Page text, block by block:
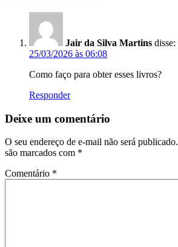
Jair da Silva Martins disse:
25/03/2026 às 06:08
Como faço para obter esses livros?
Responder
Deixe um comentário
O seu endereço de e-mail não será publicado.
são marcados com *
Comentário *